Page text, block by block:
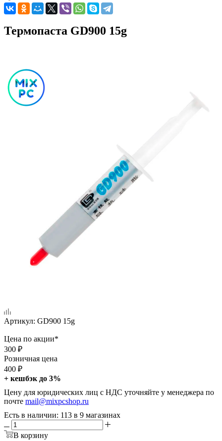
Термопаста GD900 15g
Артикул: GD900 15g
Цена по акции*
300 ₽
Розничная цена
400 ₽
+ кешбэк до 3%
Цену для юридических лиц с НДС уточняйте у менеджера по
почте mail@mixpcshop.ru
Есть в наличии: 113 в 9 магазинах
В корзину